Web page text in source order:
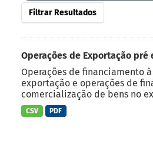
Filtrar Resultados
Operações de Exportação pré
Operações de financiamento
exportação e operações de
comercialização de bens no
CSV PDF